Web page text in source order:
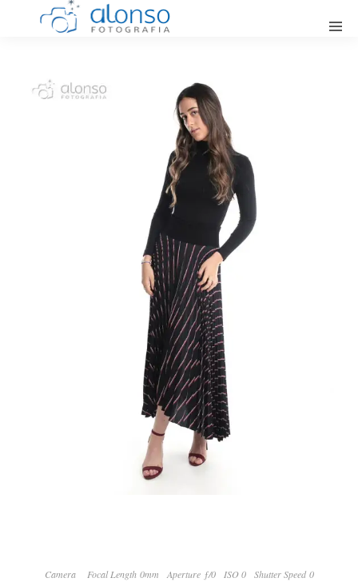
Camera Focal Length 0mm Aperture ƒ/0 ISO 0 Shutter Speed 0